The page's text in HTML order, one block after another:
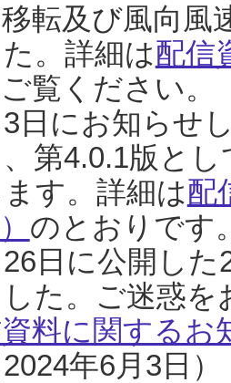
転及び風向風
。詳細は配信
覧ください。
日にお知らせ
第4.0.1版と
す。詳細は配
のとおりです
日に公開し
た。ご迷惑
料に関するお
年6月3日）